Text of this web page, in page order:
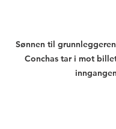
Sønnen til
Conchas tar i mot
inngangen